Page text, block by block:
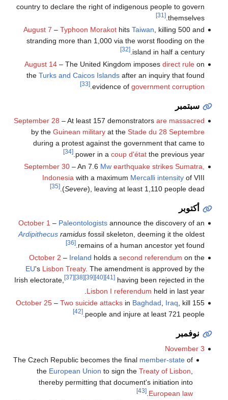
country to declare the right of indigenous people to govern
themselves.
[31]
August 7 – Typhoon Morakothits Taiwan, killing 500 and
stranding more than 1,000 via the worst flooding on the
island in half a century.
[32]
August 14– The United Kingdom imposes direct ruleon
the Turks and Caicos Islandsafter an inquiry that found
evidence of government corruption
.
[33]
سبتمبر
September 28 – At least 157 demonstrators are massacred
by the Guinean militaryat the Stade du 28 Septembre
during a protest against the government that came to
power in a coup d'étatthe previous year.
[34]
September 30– An 7.6 Mw earthquake strikes Sumatra,
Indonesia with a maximum Mercalli intensityof VIII
(Severe), leaving at least 1,110 people dead.
[35]
أكتوبر
October 1 – Paleontologistsannounce the discovery of an
Ardipithecusramidusfossil skeleton, deeming it the oldest
remains of a human ancestor yet found.
[36]
October 2 – Ireland holds a second referendum on the
EU's Lisbon Treaty. The amendment is approved by the
Irish electorate,
[37] [38] [39] [40] [41]having been rejected in the
Lisbon I referendum held in last year.
October 25– Two suicide attacksin Baghdad Iraq , kill 155
people and injure at least 721 people.
[42]
نوفمبر
November 3
The Czech Republic becomes the final member-state of
the European Union to sign theTreaty of Lisbon
thereby permitting that document's initiation into
European law
[43]